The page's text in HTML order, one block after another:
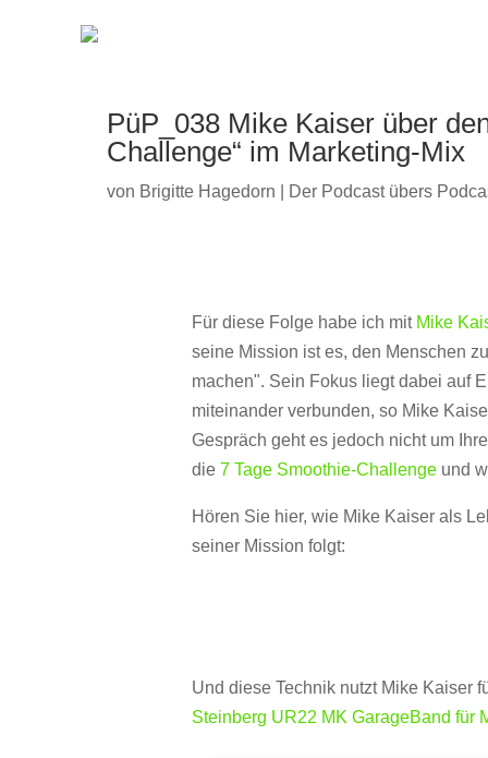
PüP_038 Mike Kaiser über
Challenge“ im Marketing-Mix
von Brigitte Hagedorn Der Podcast übers
Für diese Folge habe ich mit Mike
seine Mission ist es, den Menschen
machen". Sein Fokus liegt dabei auf
miteinander verbunden, so Mike
Gespräch geht es jedoch nicht um
die7 Tage Smoothie-Challenge und
Hören Sie hier, wie Mike Kaiser als
seiner Mission folgt:
Und diese Technik nutzt Mike Kaiser
Steinberg UR22 MK GarageBand für